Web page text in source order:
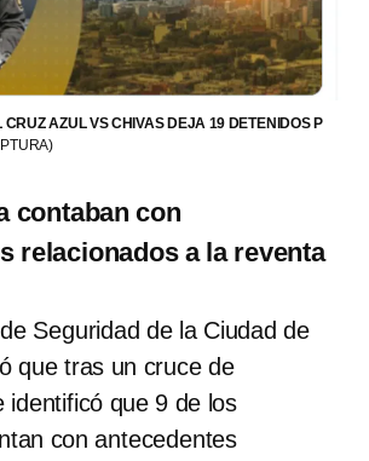
CRUZ AZUL VS CHIVAS DEJA 19 DETENIDOS P
contaban con
relacionados a la reventa
Seguridad de la Ciudad de
que tras un cruce de
identificó que 9 de los
con antecedentes